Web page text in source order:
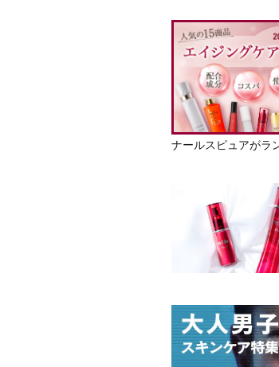
ナールスピュアがラ